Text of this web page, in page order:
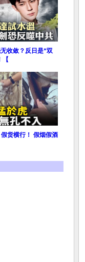
收敛？反日是“双
【
货横行！ 假烟假酒